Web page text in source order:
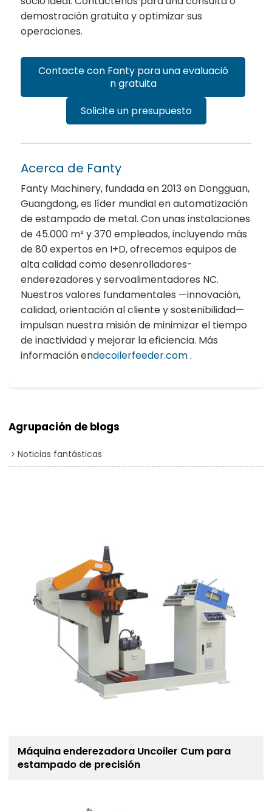
demostración gratuita y optimizar sus
operaciones.
Contacte con Fanty para una evaluació
n gratuita
Solicite un presupuesto
Acerca de Fanty
Fanty Machinery, fundada en 2013 en Dongguan,
Guangdong, es líder mundial en automatización
de estampado de metal. Con unas instalaciones
de 45.000 m² y 370 empleados, incluyendo más
de 80 expertos en I+D, ofrecemos equipos de
alta calidad como desenrolladores-
enderezadores y servoalimentadores NC.
Nuestros valores fundamentales —innovación,
calidad, orientación al cliente y sostenibilidad—
impulsan nuestra misión de minimizar el tiempo
de inactividad y mejorar la eficiencia. Más
información endecoilerfeeder.com.
Agrupación de blogs
Noticias fantásticas
Máquina enderezadora Uncoiler Cum para
estampado de precisión